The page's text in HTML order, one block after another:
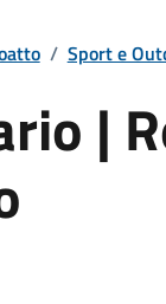
/ Sport e
|